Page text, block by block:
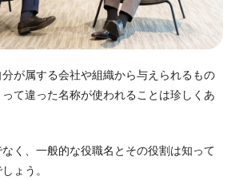
が属する会社や組織から与えられるもの
て違った名称が使われることは珍しくあ
く、一般的な役職名とその役割は知って
ょう。